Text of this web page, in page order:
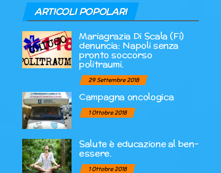
ARTICOLI POPOLARI
Mariagrazia Di Scala (Fi)
denuncia: Napoli senza
pronto soccorso
politraumi.
29 Settembre 2018
Campagna oncologica
1 Ottobre 2018
Salute è educazione al ben-
essere.
1 Ottobre 2018